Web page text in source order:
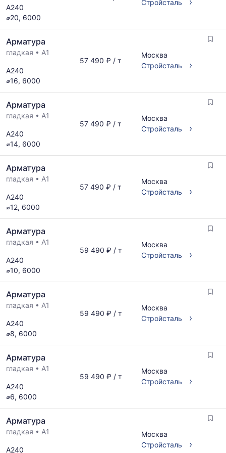
по
мере
обновления
прайс-
листов.
А240
⌀20, 6000
Стройсталь
Арматура
гладкая • А1
А240
⌀16, 6000
57 490 ₽ / т
Москва
Стройсталь
›
Арматура
гладкая • А1
А240
⌀14, 6000
57 490 ₽ / т
Москва
Стройсталь
›
Арматура
гладкая • А1
А240
⌀12, 6000
57 490 ₽ / т
Москва
Стройсталь
›
Арматура
гладкая • А1
А240
⌀10, 6000
59 490 ₽ / т
Москва
Стройсталь
›
Арматура
гладкая • А1
А240
⌀8, 6000
59 490 ₽ / т
Москва
Стройсталь
›
Арматура
гладкая • А1
А240
⌀6, 6000
59 490 ₽ / т
Москва
Стройсталь
›
Арматура
гладкая • А1
А240
Москва
Стройсталь
›